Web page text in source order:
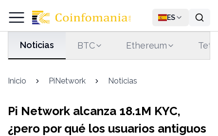
ES
Noticias BTC Ethereum
Inicio PiNetwork Noticias
Pi Network alcanza 18.1M KYC,
¿pero por qué los usuarios antiguos